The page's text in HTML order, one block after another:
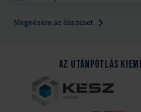
Megnézem az összeset
Az Utánpótlás